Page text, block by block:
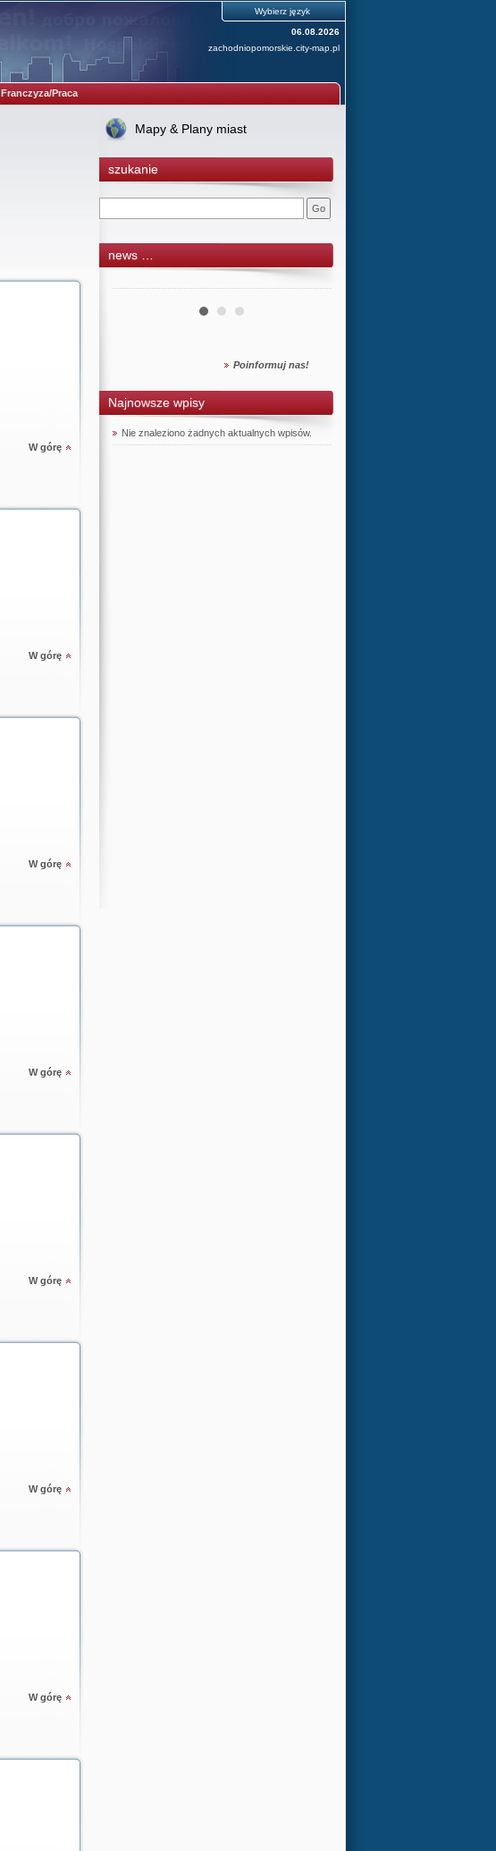
Wybierz język
06.08.2026
zachodniopomorskie.city-map.pl
Franczyza/Praca
W górę
W górę
W górę
W górę
W górę
W górę
W górę
Mapy & Plany miast
szukanie
news …
Poinformuj nas!
Najnowsze wpisy
Nie znaleziono żadnych aktualnych wpisów.